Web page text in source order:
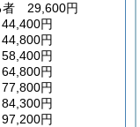
者 29,600円
円
円
円
円
円
円
円